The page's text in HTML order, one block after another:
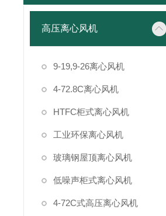
高压离心风机
9-19,9-26离心风机
4-72.8C离心风机
HTFC柜式离心风机
工业环保离心风机
玻璃钢屋顶离心风机
低噪声柜式离心风机
4-72C式高压离心风机